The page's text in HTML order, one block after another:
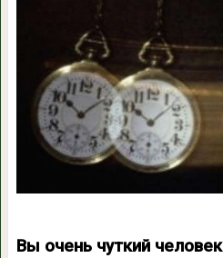
Вы очень чуткий человек